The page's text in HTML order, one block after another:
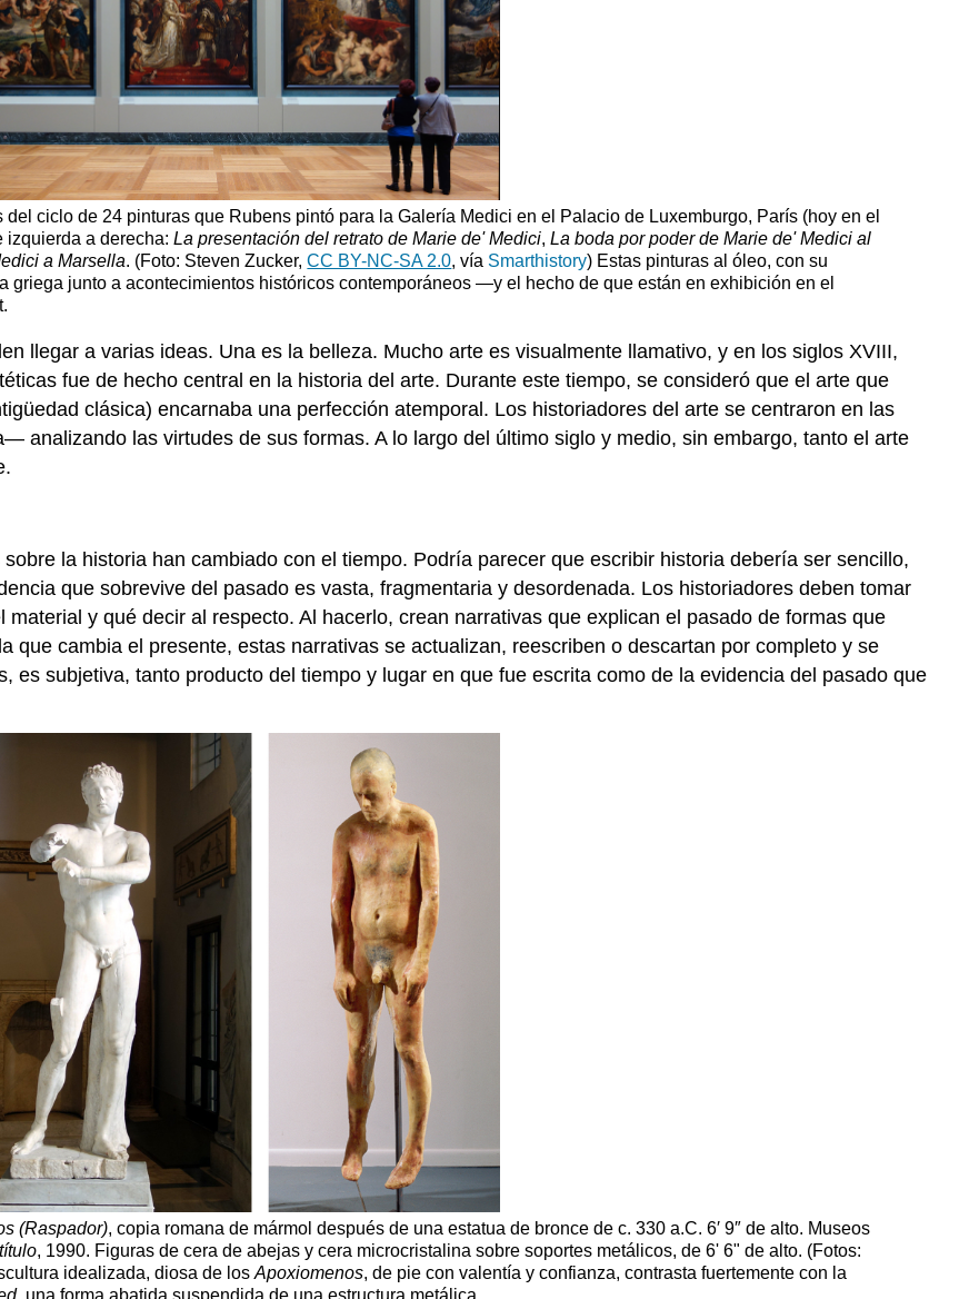
del ciclo de 24 pinturas que Rubens pintó para la Galería Medici en el Palacio de Luxemburgo, París (hoy en el
izquierda a derecha:La presentación del retrato de Marie de' Medici,La boda por poder de Marie de' Medici al
a Marsella. (Foto: Steven Zucker,CC BY-NC-SA 2.0, vía Smarthistory) Estas pinturas al óleo, con su
griega junto a acontecimientos históricos contemporáneos —y el hecho de que están en exhibición en el
llegar a varias ideas. Una es la belleza. Mucho arte es visualmente llamativo, y en los siglos XVIII,
fue de hecho central en la historia del arte. Durante este tiempo, se consideró que el arte que
clásica) encarnaba una perfección atemporal. Los historiadores del arte se centraron en las
analizando las virtudes de sus formas. A lo largo del último siglo y medio, sin embargo, tanto el arte
la historia han cambiado con el tiempo. Podría parecer que escribir historia debería ser sencillo,
que sobrevive del pasado es vasta, fragmentaria y desordenada. Los historiadores deben tomar
y qué decir al respecto. Al hacerlo, crean narrativas que explican el pasado de formas que
que cambia el presente, estas narrativas se actualizan, reescriben o descartan por completo y se
es subjetiva, tanto producto del tiempo y lugar en que fue escrita como de la evidencia del pasado que
(Raspador), copia romana de mármol después de una estatua de bronce de c. 330 a.C. 6′ 9″ de alto. Museos
, 1990. Figuras de cera de abejas y cera microcristalina sobre soportes metálicos, de 6' 6" de alto. (Fotos:
idealizada, diosa de losApoxiomenos, de pie con valentía y confianza, contrasta fuertemente con la
, una forma abatida suspendida de una estructura metálica.